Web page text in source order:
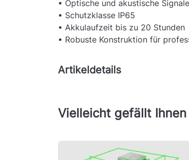
• Optische und akustische Signale
• Schutzklasse IP65
• Akkulaufzeit bis zu 20 Stunden
• Robuste Konstruktion für
Artikeldetails
Vielleicht gefällt